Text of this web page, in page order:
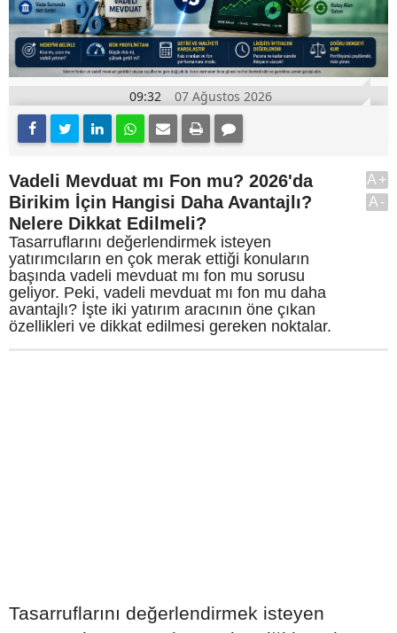
09:32 07 Ağustos 2026
Vadeli Mevduat mı Fon mu? 2026'da
Birikim İçin Hangisi Daha Avantajlı?
Nelere Dikkat Edilmeli?
Tasarruflarını değerlendirmek isteyen
yatırımcıların en çok merak ettiği konuların
başında vadeli mevduat mı fon mu sorusu
geliyor. Peki, vadeli mevduat mı fon mu daha
avantajlı? İşte iki yatırım aracının öne çıkan
özellikleri ve dikkat edilmesi gereken noktalar.
A+
A-
Tasarruflarını değerlendirmek isteyen